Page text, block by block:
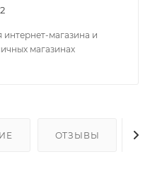
интернет-магазина и
магазинах
ОТЗЫВЫ